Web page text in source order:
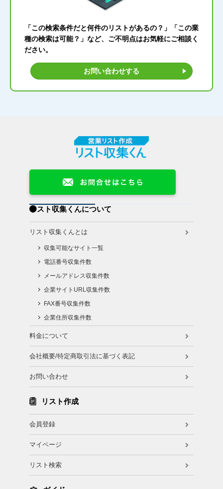
「この検索条件だと何件のリストがあるの？」「この業
種の検索は可能？」など、ご不明点はお気軽にご相談く
ださい。
お問い合わせする
リスト収集くんについて
リスト収集くんとは
収集可能なサイト一覧
電話番号収集件数
メールアドレス収集件数
企業サイトURL収集件数
FAX番号収集件数
企業住所収集件数
料金について
会社概要/特定商取引法に基づく表記
お問い合わせ
リスト作成
会員登録
マイページ
リスト検索